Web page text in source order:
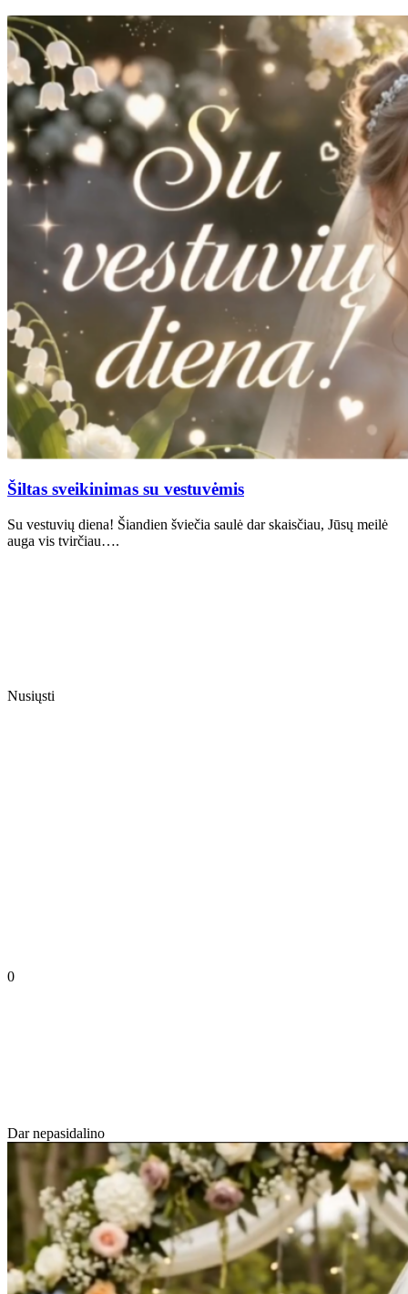
Šiltas sveikinimas su vestuvėmis
Su vestuvių diena! Šiandien šviečia saulė dar skaisčiau, Jūsų meilė
auga vis tvirčiau….
Nusiųsti
0
Dar nepasidalino